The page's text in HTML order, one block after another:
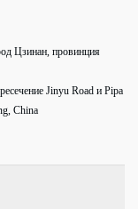
Цзинан, провинция
Jinyu Road и Pipa
China